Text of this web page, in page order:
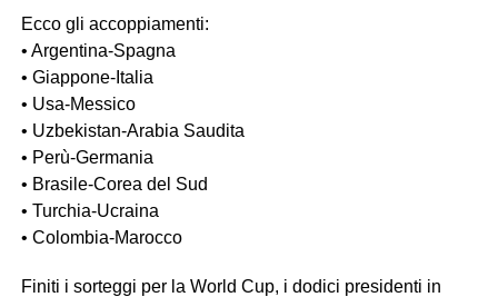
Ecco gli accoppiamenti:
• Argentina-Spagna
• Giappone-Italia
• Usa-Messico
• Uzbekistan-Arabia Saudita
• Perù-Germania
• Brasile-Corea del Sud
• Turchia-Ucraina
• Colombia-Marocco
Finiti i sorteggi per la World Cup, i dodici presidenti in